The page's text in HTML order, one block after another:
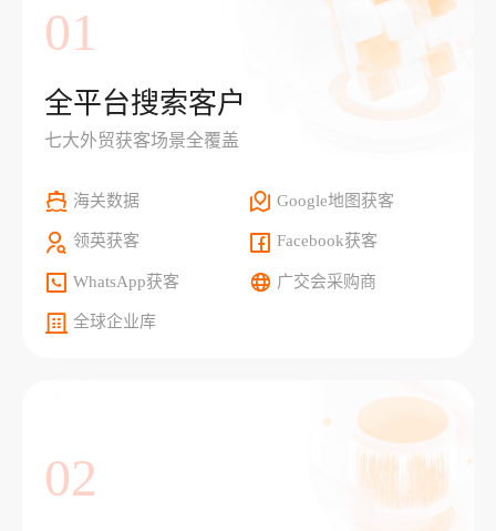
01
全平台搜索客户
七大外贸获客场景全覆盖
海关数据 Google地图获客
领英获客 Facebook获客
WhatsApp获客 广交会采购商
全球企业库
02